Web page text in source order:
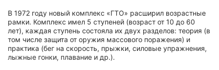
В 1972 году новый комплекс «ГТО» расширил возрастные
рамки. Комплекс имел 5 ступеней (возраст от 10 до 60
лет), каждая ступень состояла их двух разделов: теория (в
том числе защита от оружия массового поражения) и
практика (бег на скорость, прыжки, силовые упражнения,
лыжные гонки, плавание и др.).